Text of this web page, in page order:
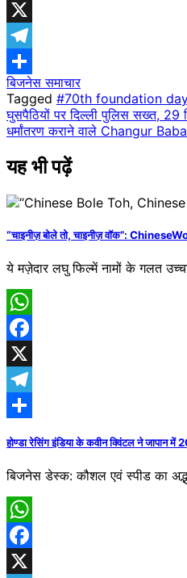
Facebook
X
Telegram
Share
बिजनेस समाचार
Tagged #70th foundation day
Post
navigation
घुसपैठियों पर दिल्ली पुलिस सख्त, 29
धर्मांतरण कराने वाले Changur
यह भी पढ़ें
“चाइनीज़ बोले तो, चाइनीज़ वॉक”:
ये मज़ेदार लघु फिल्में नामों के गलत
WhatsApp
Facebook
X
Telegram
होण्डा रेसिंग इंडिया के कवीन क्विंटल ने जापान में
बिजनेस डेस्क: कौशल एवं स्पीड का
WhatsApp
Facebook